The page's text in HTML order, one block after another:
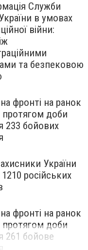
Служби
в умовах
війни:
та безпековою
фронті на ранок
протягом доби
233 бойових
України
російських
фронті на ранок
протягом доби
261 бойове